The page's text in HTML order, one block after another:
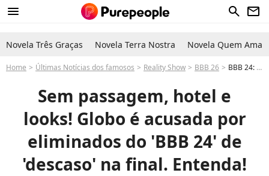
menu search newsletter
Novela Três Graças Novela Terra Nostra Novela Quem Ama
Home Últimas Notícias dos famosos Reality Show BBB 26 BBB 24: Globo sofre grave acusação de eliminados sobre final do reality; entenda polêmica!
Sem passagem, hotel e
looks! Globo é acusada por
eliminados do 'BBB 24' de
'descaso' na final. Entenda!